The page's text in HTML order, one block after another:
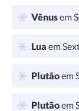
Vênusem
Lua em
Plutãoem
Plutãoem